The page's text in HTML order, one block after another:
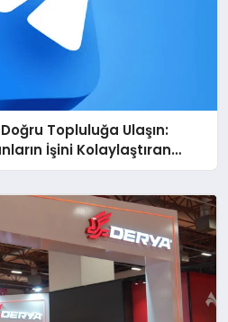
Topluluğa Ulaşın:
İşini Kolaylaştıran